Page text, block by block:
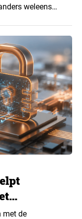
weleens
het
&
met de